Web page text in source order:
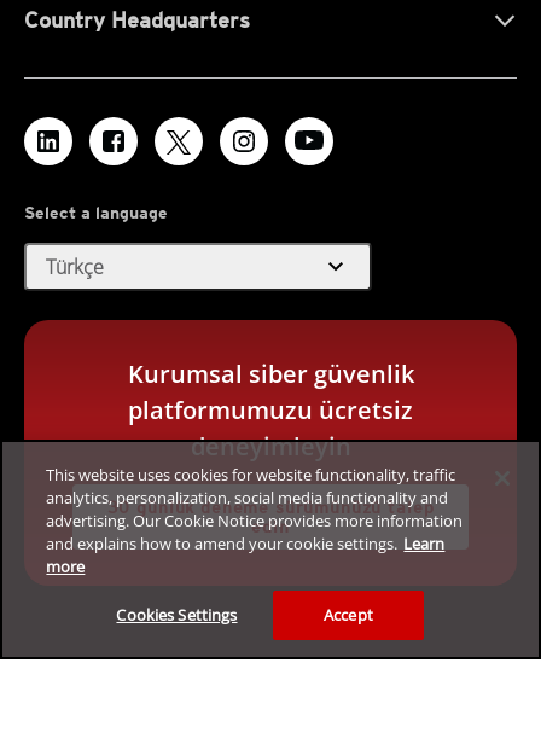
Country Headquarters
Select a language
Türkçe expand_more
Kurumsal siber güvenlik
platformumuzu ücretsiz
deneyimleyin
30 günlük deneme sürümünüzü talep
edin
This website uses cookies for website functionality, traffic
analytics, personalization, social media functionality and
advertising. Our Cookie Notice provides more information
and explains how to amend your cookie settings. Learn
more
Cookies Settings Accept